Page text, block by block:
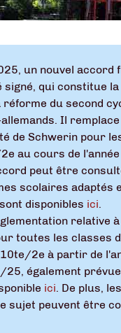
un nouvel accord
signé, qui constitue la
réforme du second
Il
de Schwerin pour
au cours de
peut être
scolaires adaptés
disponibles ici.
relative à
toutes les classes
2e à partir de
également
ici. De plus, les
sujet peuvent être